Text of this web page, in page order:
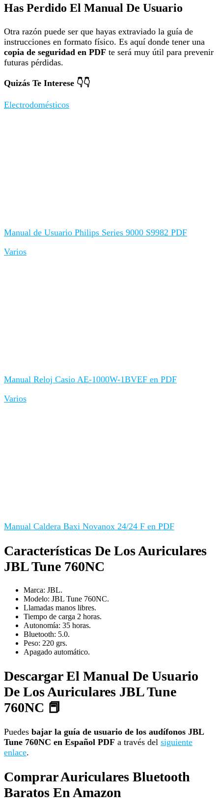
Has Perdido El Manual De Usuario
Otra razón puede ser que hayas extraviado la guía de
instrucciones en formato físico. Es aquí donde tener una
copia de seguridad en PDF te será muy útil para prevenir
futuras pérdidas.
Quizás Te Interese 👇👇
Electrodomésticos
Manual de Usuario Philips Series 9000 S9982 PDF
Varios
Manual Reloj Casio AE-1000W-1BVEF en PDF
Varios
Manual Caldera Baxi Novanox 24/24 F en PDF
Características De Los Auriculares
JBL Tune 760NC
Marca: JBL.
Modelo: JBL Tune 760NC.
Llamadas manos libres.
Tiempo de carga 2 horas.
Autonomía: 35 horas.
Bluetooth: 5.0.
Peso: 220 grs.
Apagado automático.
Descargar El Manual De Usuario
De Los Auriculares JBL Tune
760NC 📕
Puedes bajar la guía de usuario de los audífonos JBL
Tune 760NC en Español PDF a través del siguiente
enlace.
Comprar Auriculares Bluetooth
Baratos En Amazon